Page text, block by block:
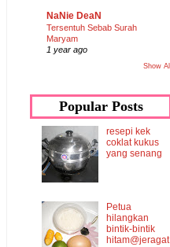
NaNie DeaN
Tersentuh Sebab Surah
Maryam
1 year ago
Show All
Popular Posts
resepi kek
coklat kukus
yang senang
Petua
hilangkan
bintik-bintik
hitam@jeragat